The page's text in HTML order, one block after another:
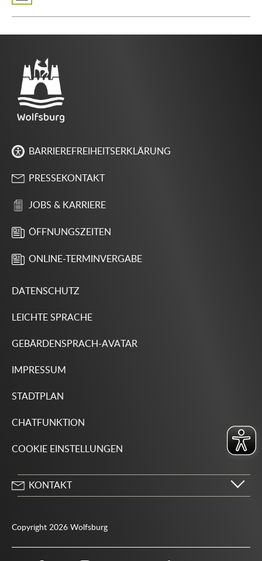
BARRIEREFREIHEITSERKLÄRUNG
PRESSEKONTAKT
JOBS & KARRIERE
ÖFFNUNGSZEITEN
ONLINE-TERMINVERGABE
DATENSCHUTZ
LEICHTE SPRACHE
GEBÄRDENSPRACH-AVATAR
IMPRESSUM
STADTPLAN
CHATFUNKTION
COOKIE EINSTELLUNGEN
KONTAKT
Copyright 2026 Wolfsburg